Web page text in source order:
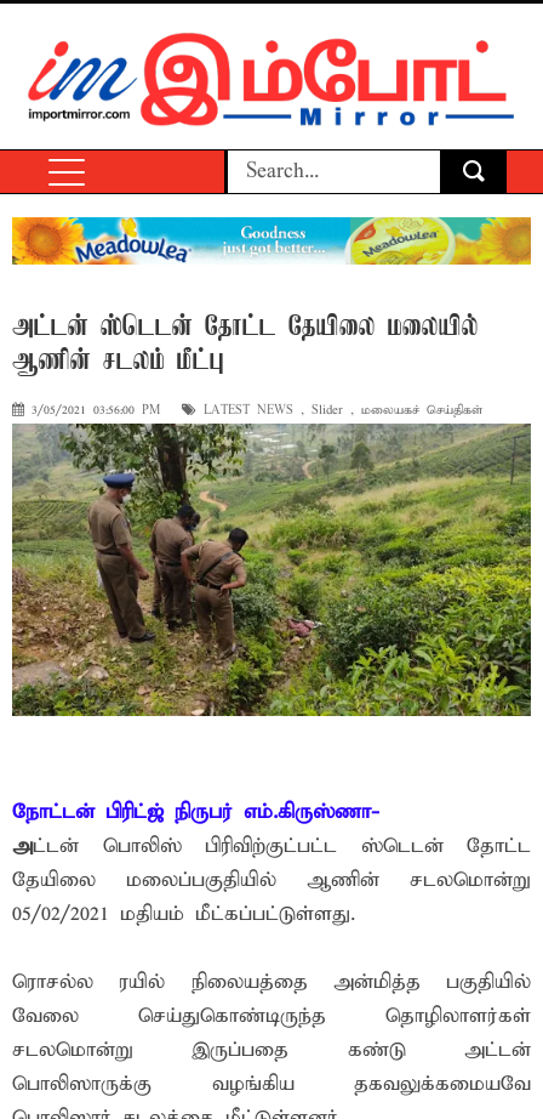
அட்டன் ஸ்டெடன் தோட்ட தேயிலை மலையில்
ஆணின் சடலம் மீட்பு
3/05/2021 03:56:00 PM LATEST NEWS , Slider , மலையகச் செய்திகள்
நோட்டன் பிரிட்ஜ் நிருபர் எம்.கிருஸ்ணா-
அட்டன் பொலிஸ் பிரிவிற்குட்பட்ட ஸ்டெடன் தோட்ட
தேயிலை மலைப்பகுதியில் ஆணின் சடலமொன்று
05/02/2021 மதியம் மீட்கப்பட்டுள்ளது.
ரொசல்ல ரயில் நிலையத்தை அன்மித்த பகுதியில்
வேலை செய்துகொண்டிருந்த தொழிலாளர்கள்
சடலமொன்று இருப்பதை கண்டு அட்டன்
பொலிஸாருக்கு வழங்கிய தகவலுக்கமையவே